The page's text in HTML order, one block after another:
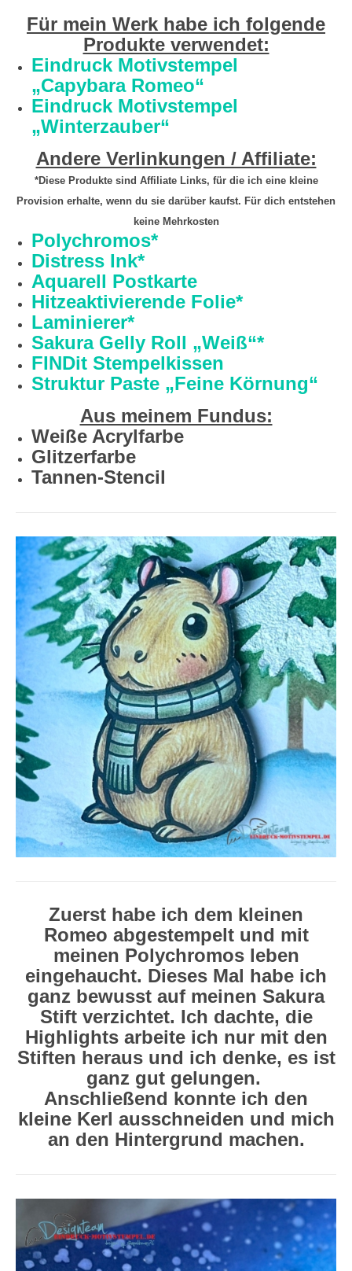
Für mein Werk habe ich folgende
Produkte verwendet:
Eindruck Motivstempel
„Capybara Romeo“
Eindruck Motivstempel
„Winterzauber“
Andere Verlinkungen / Affiliate:
*Diese Produkte sind Affiliate Links, für die ich eine kleine
Provision erhalte, wenn du sie darüber kaufst. Für dich entstehen
keine Mehrkosten
Polychromos*
Distress Ink*
Aquarell Postkarte
Hitzeaktivierende Folie*
Laminierer*
Sakura Gelly Roll „Weiß“*
FINDit Stempelkissen
Struktur Paste „Feine Körnung“
Aus meinem Fundus:
Weiße Acrylfarbe
Glitzerfarbe
Tannen-Stencil
Zuerst habe ich dem kleinen
Romeo abgestempelt und mit
meinen Polychromos leben
eingehaucht. Dieses Mal habe ich
ganz bewusst auf meinen Sakura
Stift verzichtet. Ich dachte, die
Highlights arbeite ich nur mit den
Stiften heraus und ich denke, es ist
ganz gut gelungen.
Anschließend konnte ich den
kleine Kerl ausschneiden und mich
an den Hintergrund machen.